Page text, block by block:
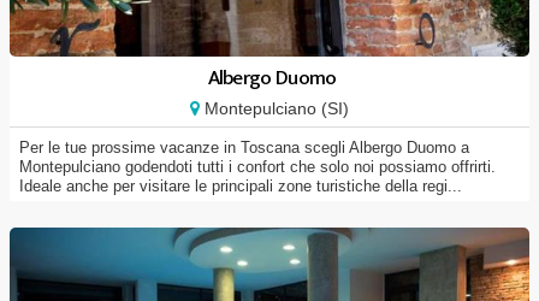
Albergo Duomo
Montepulciano (SI)
Per le tue prossime vacanze in Toscana scegli Albergo Duomo a
Montepulciano godendoti tutti i confort che solo noi possiamo offrirti.
Ideale anche per visitare le principali zone turistiche della regi...